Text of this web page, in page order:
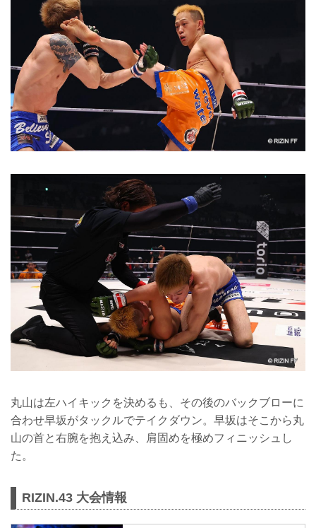
丸山は左ハイキックを決めるも、その後のバックブローに
合わせ早坂がタックルでテイクダウン。早坂はそこから丸
山の首と右腕を抱え込み、肩固めを極めフィニッシュし
た。
RIZIN.43 大会情報